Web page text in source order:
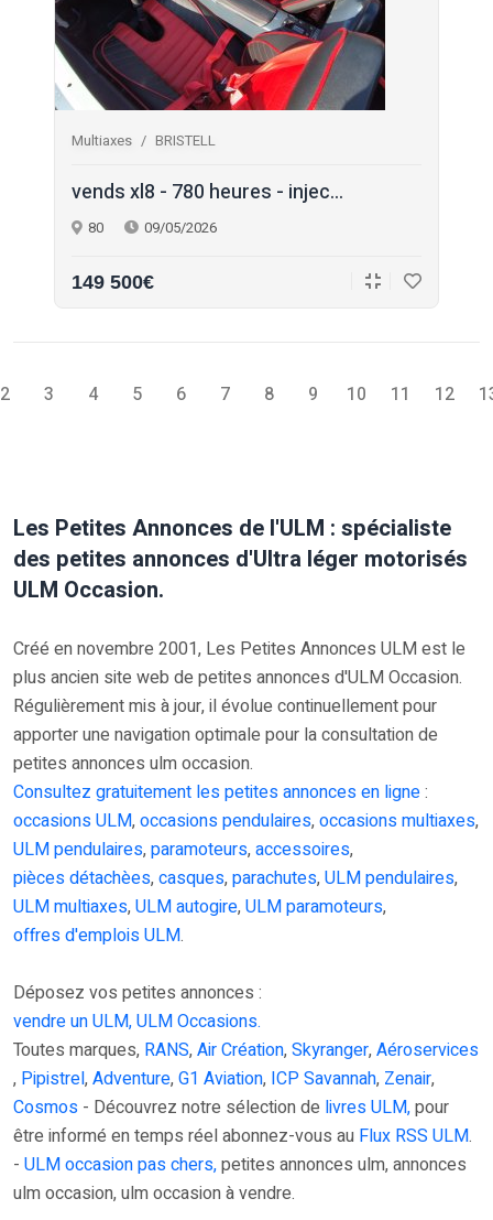
Multiaxes BRISTELL
vends xl8 - 780 heures - injec...
80 09/05/2026
149 500€
2 3 4 5 6 7 8 9 10 11 12
Les Petites Annonces de l'ULM : spécialiste
des petites annonces d'Ultra léger motorisés
ULM Occasion.
Créé en novembre 2001, Les Petites Annonces ULM est le
plus ancien site web de petites annonces d'ULM Occasion.
Régulièrement mis à jour, il évolue continuellement pour
apporter une navigation optimale pour la consultation de
petites annonces ulm occasion.
Consultez gratuitement les petites annonces en ligne:
occasions ULM,occasions pendulaires,occasions multiaxes,
ULM pendulaires,paramoteurs,accessoires,
pièces détachèes,casques,parachutes,ULM pendulaires,
ULM multiaxes,ULM autogire,ULM paramoteurs,
offres d'emplois ULM.
Déposez vos petites annonces :
vendre un ULM, ULM Occasions.
Toutes marques, RANS,Air Création,Skyranger,Aéroservices
, Pipistrel,Adventure,G1 Aviation, ICP Savannah, Zenair,
Cosmos - Découvrez notre sélection de livres ULM,pour
être informé en temps réel abonnez-vous au Flux RSS ULM.
- ULM occasion pas chers,petites annonces ulm, annonces
ulm occasion, ulm occasion à vendre.